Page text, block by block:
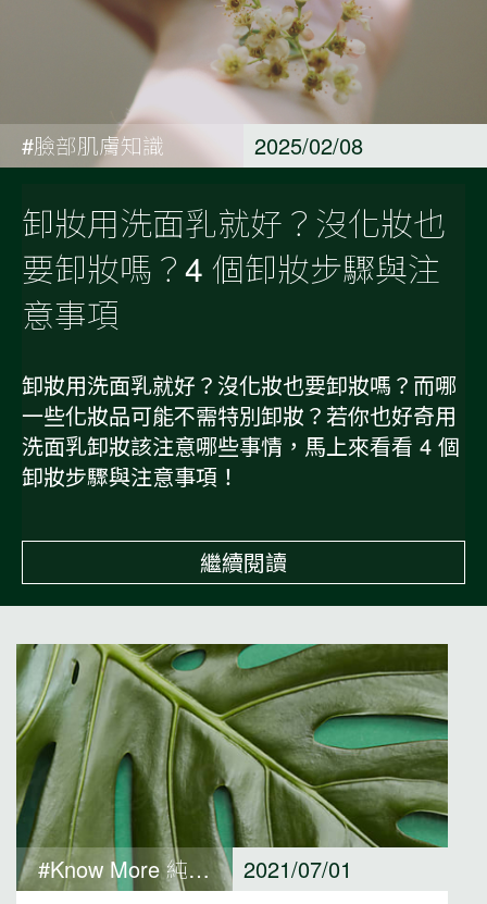
#臉部肌膚知識 2025/02/08
卸妝用洗面乳就好？沒化妝也
要卸妝嗎？4 個卸妝步驟與注
意事項
卸妝用洗面乳就好？沒化妝也要卸妝嗎？而哪
一些化妝品可能不需特別卸妝？若你也好奇用
洗面乳卸妝該注意哪些事情，馬上來看看 4 個
卸妝步驟與注意事項！
繼續閱讀
#Know More 純淨保養觀點 2021/07/01